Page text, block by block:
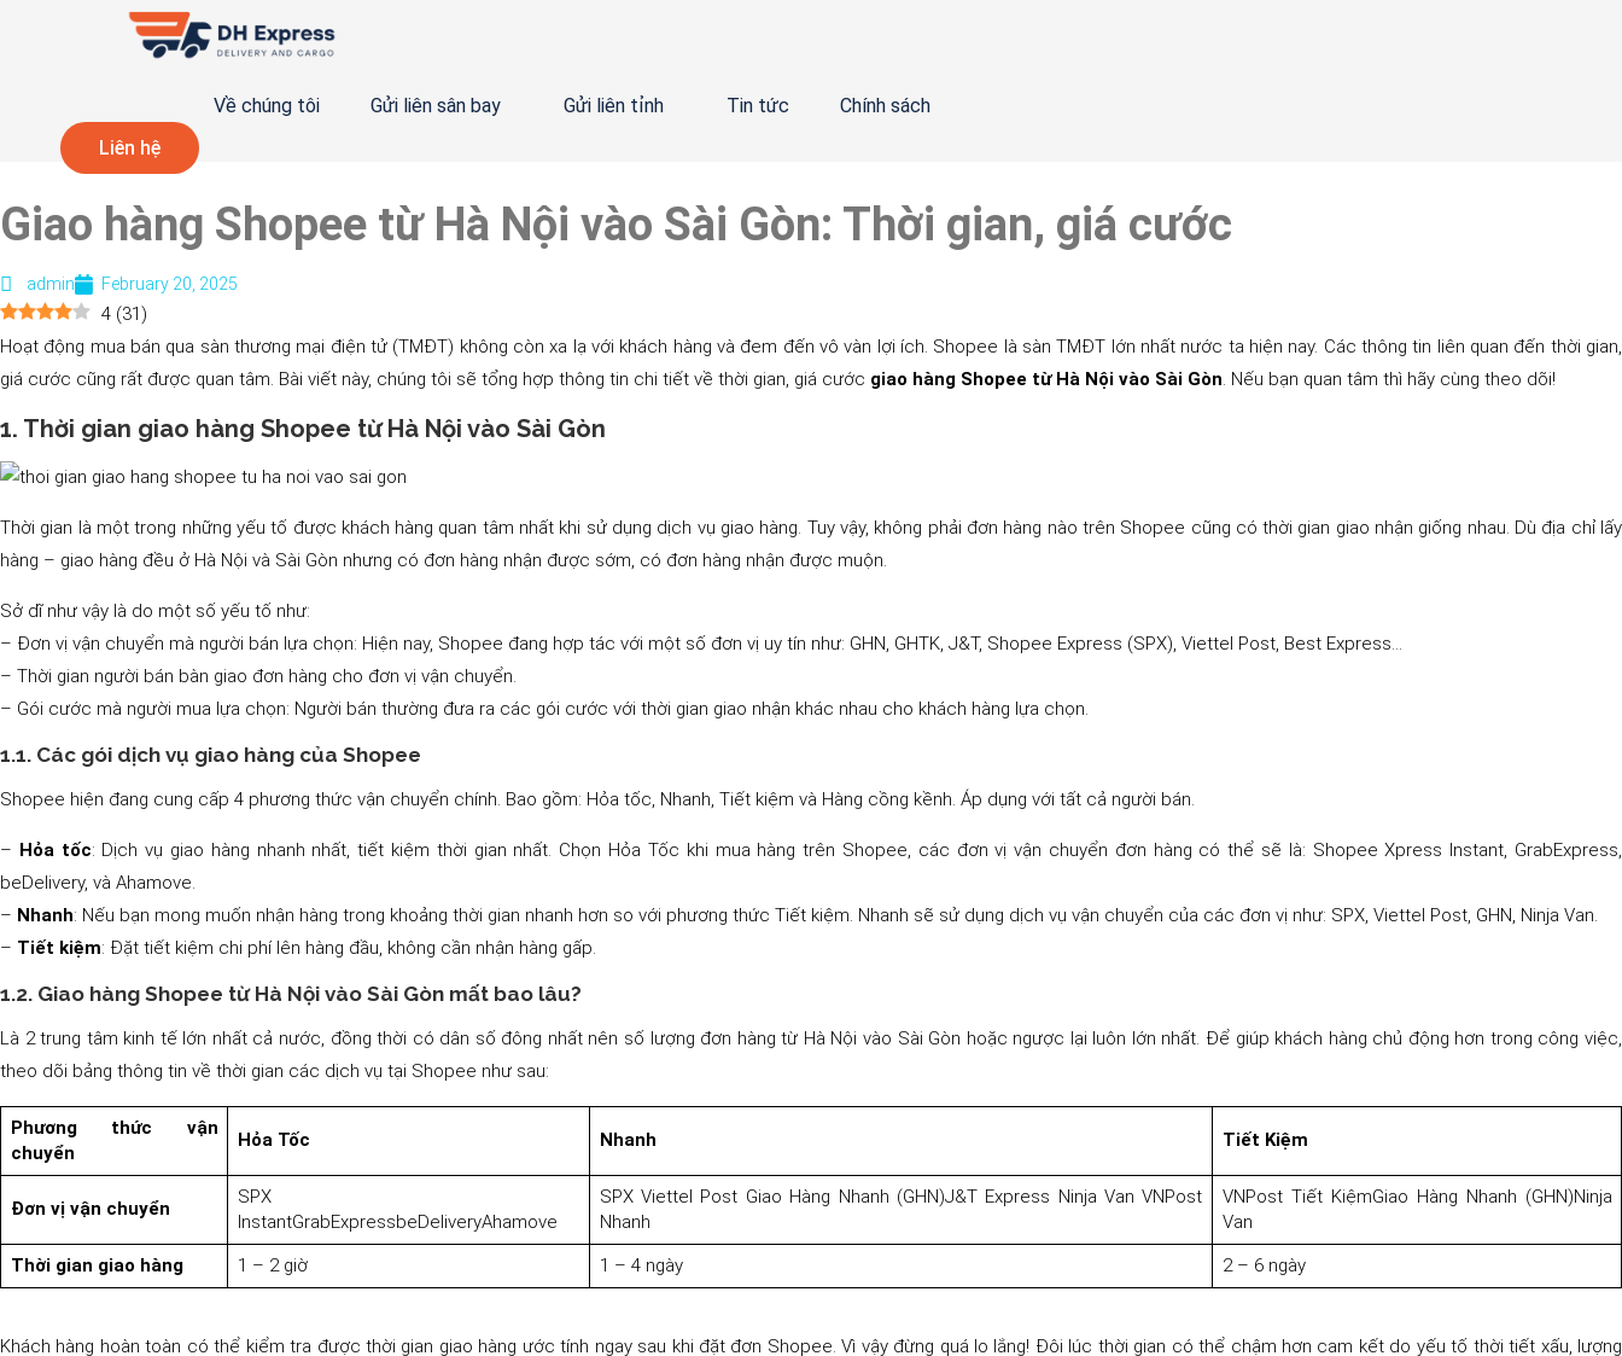
Về chúng tôi Gửi liên sân bay Gửi liên tỉnh Tin tức
Chính sách
Liên hệ
Giao hàng Shopee từ Hà Nội vào Sài Gòn: Thời gian, giá cước
admin February 20, 2025
4 (31 )
Hoạt động mua bán qua sàn thương mại điện tử (TMĐT) không còn xa lạ với khách hàng và đem đến vô vàn lợi ích. Shopee là sàn TMĐT lớn nhất nước ta hiện nay. Các thông tin liên quan đến thời gian,
giá cước cũng rất được quan tâm. Bài viết này, chúng tôi sẽ tổng hợp thông tin chi tiết về thời gian, giá cước giao hàng Shopee từ Hà Nội vào Sài Gòn. Nếu bạn quan tâm thì hãy cùng theo dõi!
1. Thời gian giao hàng Shopee từ Hà Nội vào Sài Gòn
Thời gian là một trong những yếu tố được khách hàng quan tâm nhất khi sử dụng dịch vụ giao hàng. Tuy vậy, không phải đơn hàng nào trên Shopee cũng có thời gian giao nhận giống nhau. Dù địa chỉ lấy
hàng – giao hàng đều ở Hà Nội và Sài Gòn nhưng có đơn hàng nhận được sớm, có đơn hàng nhận được muộn.
Sở dĩ như vậy là do một số yếu tố như:
– Đơn vị vận chuyển mà người bán lựa chọn: Hiện nay, Shopee đang hợp tác với một số đơn vị uy tín như: GHN, GHTK, J&T, Shopee Express (SPX), Viettel Post, Best Express…
– Thời gian người bán bàn giao đơn hàng cho đơn vị vận chuyển.
– Gói cước mà người mua lựa chọn: Người bán thường đưa ra các gói cước với thời gian giao nhận khác nhau cho khách hàng lựa chọn.
1.1. Các gói dịch vụ giao hàng của Shopee
Shopee hiện đang cung cấp 4 phương thức vận chuyển chính. Bao gồm: Hỏa tốc, Nhanh, Tiết kiệm và Hàng cồng kềnh. Áp dụng với tất cả người bán.
– Hỏa tốc: Dịch vụ giao hàng nhanh nhất, tiết kiệm thời gian nhất. Chọn Hỏa Tốc khi mua hàng trên Shopee, các đơn vị vận chuyển đơn hàng có thể sẽ là: Shopee Xpress Instant, GrabExpress,
beDelivery, và Ahamove.
– Nhanh: Nếu bạn mong muốn nhận hàng trong khoảng thời gian nhanh hơn so với phương thức Tiết kiệm. Nhanh sẽ sử dụng dịch vụ vận chuyển của các đơn vị như: SPX, Viettel Post, GHN, Ninja Van.
– Tiết kiệm: Đặt tiết kiệm chi phí lên hàng đầu, không cần nhận hàng gấp.
1.2. Giao hàng Shopee từ Hà Nội vào Sài Gòn mất bao lâu?
Là 2 trung tâm kinh tế lớn nhất cả nước, đồng thời có dân số đông nhất nên số lượng đơn hàng từ Hà Nội vào Sài Gòn hoặc ngược lại luôn lớn nhất. Để giúp khách hàng chủ động hơn trong công việc,
theo dõi bảng thông tin về thời gian các dịch vụ tại Shopee như sau:
Phương thức vận
chuyển
Hỏa Tốc Nhanh Tiết Kiệm
Đơn vị vận chuyển
SPX
InstantGrabExpressbeDeliveryAhamove
SPX Viettel Post Giao Hàng Nhanh (GHN)J&T Express Ninja Van VNPost
Nhanh
VNPost Tiết KiệmGiao Hàng Nhanh (GHN)Ninja
Van
Thời gian giao hàng
1 – 2 giờ 1 – 4 ngày 2 – 6 ngày
Khách hàng hoàn toàn có thể kiểm tra được thời gian giao hàng ước tính ngay sau khi đặt đơn Shopee. Vì vậy đừng quá lo lắng! Đôi lúc thời gian có thể chậm hơn cam kết do yếu tố thời tiết xấu, lượng